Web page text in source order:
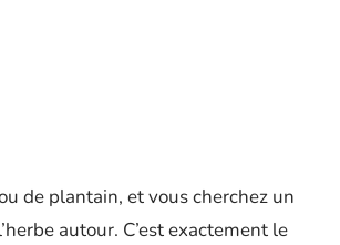
de plantain, et vous cherchez un
autour. C’est exactement le